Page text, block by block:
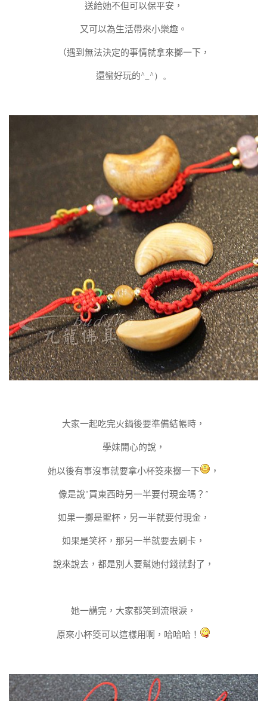
送給她不但可以保平安，
又可以為生活帶來小樂趣。
（遇到無法決定的事情就拿來擲一下，
還蠻好玩的^_^）。
大家一起吃完火鍋後要準備結帳時，
學妹開心的說，
她以後有事沒事就要拿小杯筊來擲一下 ，
像是說“買東西時另一半要付現金嗎？”
如果一擲是聖杯，另一半就要付現金，
如果是笑杯，那另一半就要去刷卡，
說來說去，都是別人要幫她付錢就對了，
她一講完，大家都笑到流眼淚，
原來小杯筊可以這樣用啊，哈哈哈！